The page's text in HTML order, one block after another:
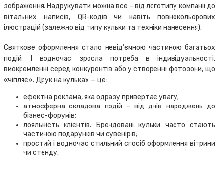
зображення. Надрукувати можна все – від логотипу компанії до
вітальних написів, QR-кодів чи навіть повнокольорових
ілюстрацій (залежно від типу кульки та техніки нанесення).
Святкове оформлення стало невід’ємною частиною багатьох
подій. І водночас зросла потреба в індивідуальності,
виокремленні серед конкурентів або у створенні фотозони, що
«чіпляє». Друк на кульках — це:
ефектна реклама, яка одразу привертає увагу;
атмосферна складова подій – від днів народжень до
бізнес-форумів;
лояльність клієнтів. Брендовані кульки часто стають
частиною подарунків чи сувенірів;
простий і водночас стильний спосіб оформлення вітрини
чи стенду.